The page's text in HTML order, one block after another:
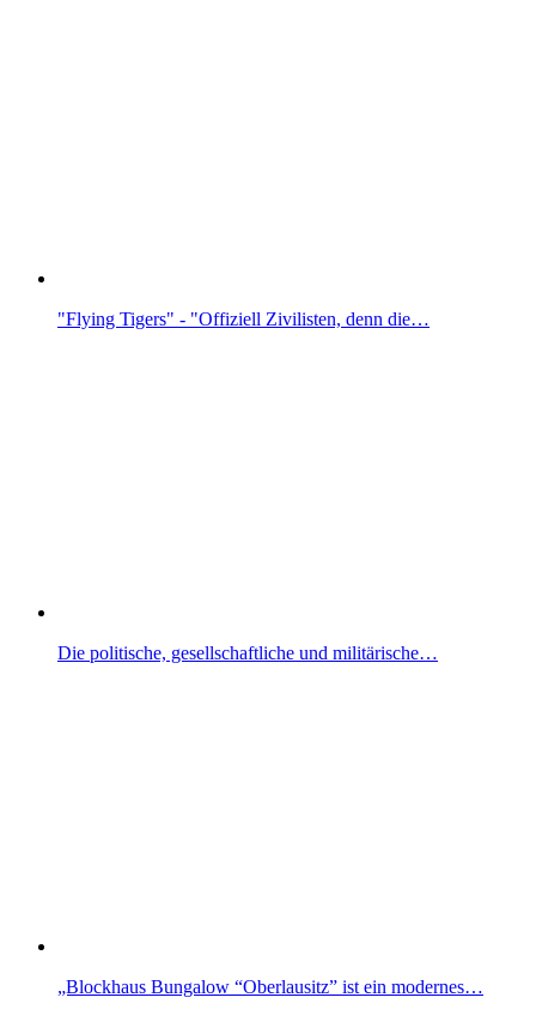
"Flying Tigers" - "Offiziell Zivilisten, denn die…
Die politische, gesellschaftliche und militärische…
„Blockhaus Bungalow “Oberlausitz” ist ein modernes…